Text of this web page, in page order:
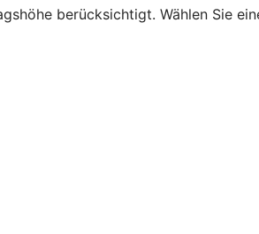
berücksichtigt. Wählen Sie